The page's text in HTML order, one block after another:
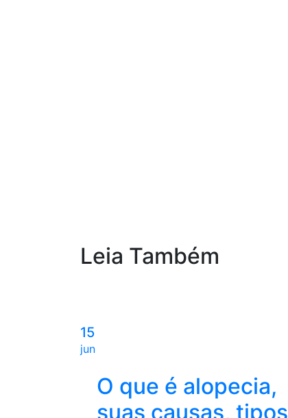
Leia Também
15
jun
O que é alopecia,
suas causas, tipos